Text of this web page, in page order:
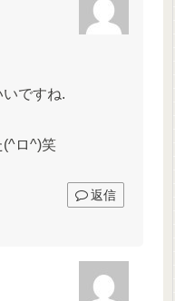
ですね.
(^ロ^)笑
返信